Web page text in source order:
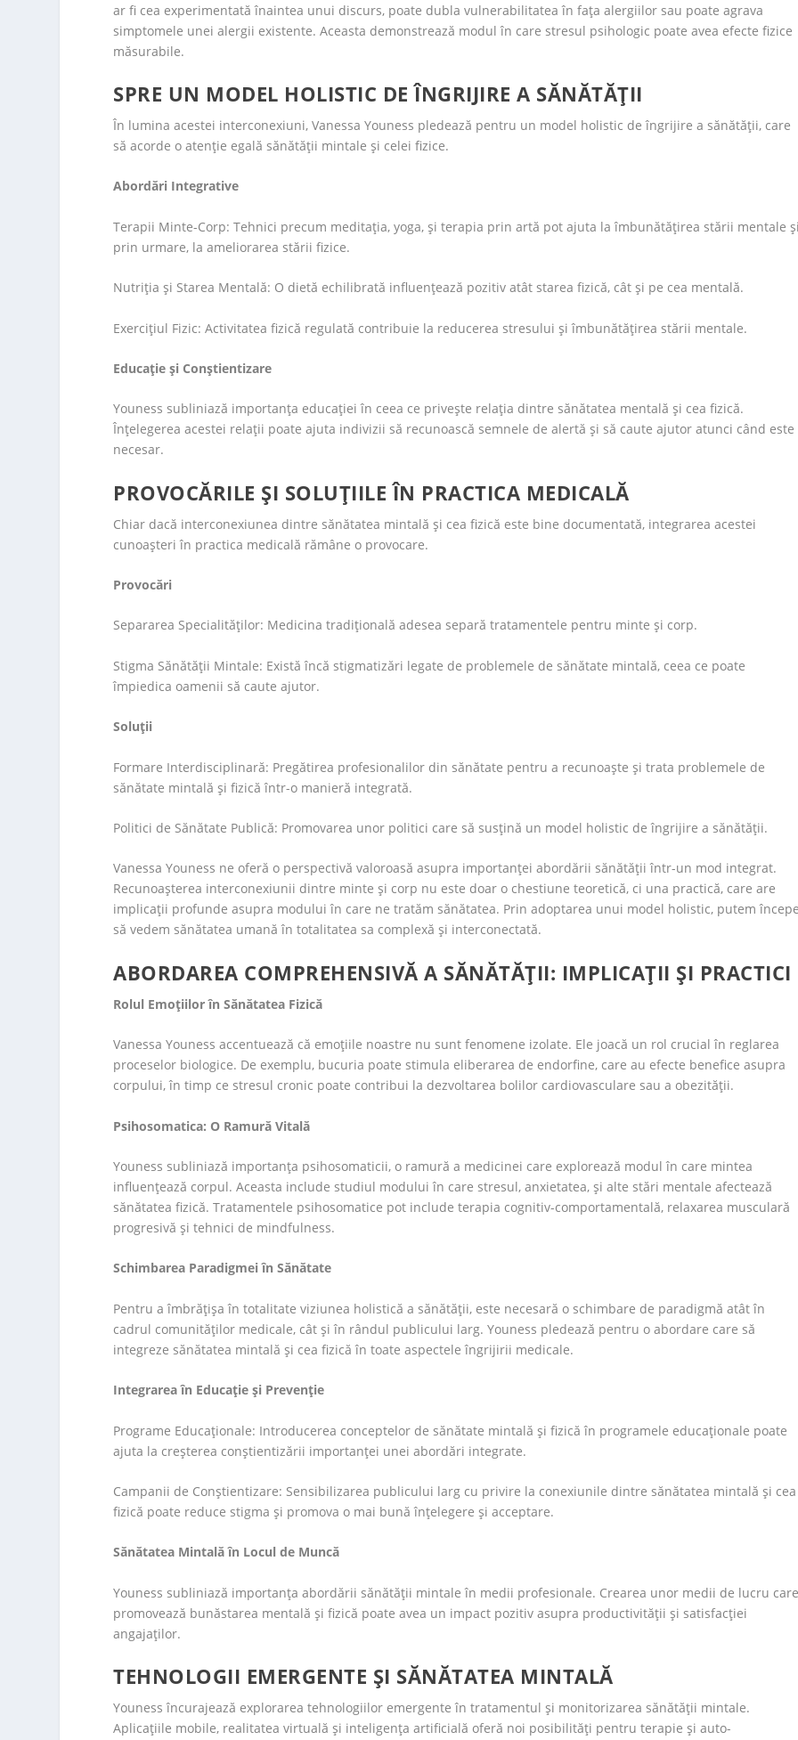
ar fi cea experimentată înaintea unui discurs, poate dubla vulnerabilitatea în fața alergiilor sau poate agrava
simptomele unei alergii existente. Aceasta demonstrează modul în care stresul psihologic poate avea efecte fizice
măsurabile.
SPRE UN MODEL HOLISTIC DE ÎNGRIJIRE A SĂNĂTĂȚII
În lumina acestei interconexiuni, Vanessa Youness pledează pentru un model holistic de îngrijire a sănătății, care
să acorde o atenție egală sănătății mintale și celei fizice.
Abordări Integrative
Terapii Minte-Corp: Tehnici precum meditația, yoga, și terapia prin artă pot ajuta la îmbunătățirea stării mentale
prin urmare, la ameliorarea stării fizice.
Nutriția și Starea Mentală: O dietă echilibrată influențează pozitiv atât starea fizică, cât și pe cea mentală.
Exercițiul Fizic: Activitatea fizică regulată contribuie la reducerea stresului și îmbunătățirea stării mentale.
Educație și Conștientizare
Youness subliniază importanța educației în ceea ce privește relația dintre sănătatea mentală și cea fizică.
Înțelegerea acestei relații poate ajuta indivizii să recunoască semnele de alertă și să caute ajutor atunci când este
necesar.
PROVOCĂRILE ȘI SOLUȚIILE ÎN PRACTICA MEDICALĂ
Chiar dacă interconexiunea dintre sănătatea mintală și cea fizică este bine documentată, integrarea acestei
cunoașteri în practica medicală rămâne o provocare.
Provocări
Separarea Specialităților: Medicina tradițională adesea separă tratamentele pentru minte și corp.
Stigma Sănătății Mintale: Există încă stigmatizări legate de problemele de sănătate mintală, ceea ce poate
împiedica oamenii să caute ajutor.
Soluții
Formare Interdisciplinară: Pregătirea profesionalilor din sănătate pentru a recunoaște și trata problemele de
sănătate mintală și fizică într-o manieră integrată.
Politici de Sănătate Publică: Promovarea unor politici care să susțină un model holistic de îngrijire a sănătății.
Vanessa Youness ne oferă o perspectivă valoroasă asupra importanței abordării sănătății într-un mod integrat.
Recunoașterea interconexiunii dintre minte și corp nu este doar o chestiune teoretică, ci una practică, care are
implicații profunde asupra modului în care ne tratăm sănătatea. Prin adoptarea unui model holistic, putem
să vedem sănătatea umană în totalitatea sa complexă și interconectată.
ABORDAREA COMPREHENSIVĂ A SĂNĂTĂȚII: IMPLICAȚII ȘI PRACTICI
Rolul Emoțiilor în Sănătatea Fizică
Vanessa Youness accentuează că emoțiile noastre nu sunt fenomene izolate. Ele joacă un rol crucial în reglarea
proceselor biologice. De exemplu, bucuria poate stimula eliberarea de endorfine, care au efecte benefice asupra
corpului, în timp ce stresul cronic poate contribui la dezvoltarea bolilor cardiovasculare sau a obezității.
Psihosomatica: O Ramură Vitală
Youness subliniază importanța psihosomaticii, o ramură a medicinei care explorează modul în care mintea
influențează corpul. Aceasta include studiul modului în care stresul, anxietatea, și alte stări mentale afectează
sănătatea fizică. Tratamentele psihosomatice pot include terapia cognitiv-comportamentală, relaxarea musculară
progresivă și tehnici de mindfulness.
Schimbarea Paradigmei în Sănătate
Pentru a îmbrățișa în totalitate viziunea holistică a sănătății, este necesară o schimbare de paradigmă atât în
cadrul comunităților medicale, cât și în rândul publicului larg. Youness pledează pentru o abordare care să
integreze sănătatea mintală și cea fizică în toate aspectele îngrijirii medicale.
Integrarea în Educație și Prevenție
Programe Educaționale: Introducerea conceptelor de sănătate mintală și fizică în programele educaționale poate
ajuta la creșterea conștientizării importanței unei abordări integrate.
Campanii de Conștientizare: Sensibilizarea publicului larg cu privire la conexiunile dintre sănătatea mintală și cea
fizică poate reduce stigma și promova o mai bună înțelegere și acceptare.
Sănătatea Mintală în Locul de Muncă
Youness subliniază importanța abordării sănătății mintale în medii profesionale. Crearea unor medii de lucru
promovează bunăstarea mentală și fizică poate avea un impact pozitiv asupra productivității și satisfacției
angajaților.
TEHNOLOGII EMERGENTE ȘI SĂNĂTATEA MINTALĂ
Youness încurajează explorarea tehnologiilor emergente în tratamentul și monitorizarea sănătății mintale.
Aplicațiile mobile, realitatea virtuală și inteligența artificială oferă noi posibilități pentru terapie și auto-